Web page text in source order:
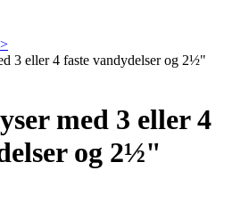
3 eller 4 faste vandydelser og 2½"
med 3 eller 4
og 2½"